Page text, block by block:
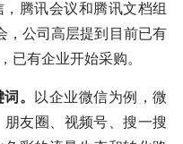
腾讯会议和腾讯文档组
，公司高层提到目前已有
已有企业开始采购。
。
以企业微信为例，微
友圈、视频号、搜一搜